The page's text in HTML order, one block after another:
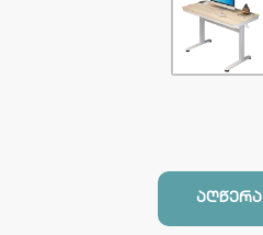
აღწერა